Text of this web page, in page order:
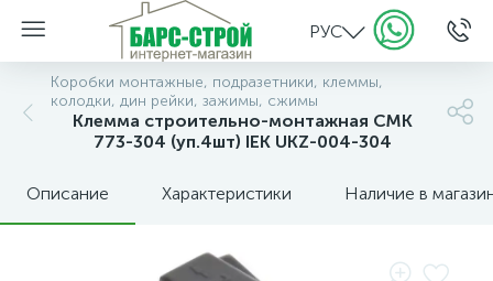
РУС
Коробки монтажные, подразетники, клеммы,
колодки, дин рейки, зажимы, сжимы
Клемма строительно-монтажная СМК
773-304 (уп.4шт) IEK UKZ-004-304
Описание Характеристики Наличие в